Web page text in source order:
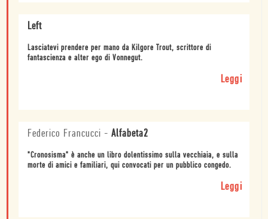
Left
Lasciatevi prendere per mano da Kilgore Trout, scrittore di
fantascienza e alter ego di Vonnegut.
Leggi
Federico Francucci - Alfabeta2
"Cronosisma" è anche un libro dolentissimo sulla vecchiaia, e sulla
morte di amici e familiari, qui convocati per un pubblico congedo.
Leggi